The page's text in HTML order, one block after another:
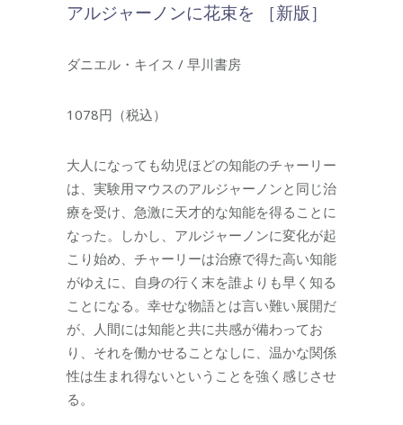
アルジャーノンに花束を ［新版］
ダニエル・キイス / 早川書房
1078円（税込）
大人になっても幼児ほどの知能のチャーリー
は、実験用マウスのアルジャーノンと同じ治
療を受け、急激に天才的な知能を得ることに
なった。しかし、アルジャーノンに変化が起
こり始め、チャーリーは治療で得た高い知能
がゆえに、自身の行く末を誰よりも早く知る
ことになる。幸せな物語とは言い難い展開だ
が、人間には知能と共に共感が備わってお
り、それを働かせることなしに、温かな関係
性は生まれ得ないということを強く感じさせ
る。